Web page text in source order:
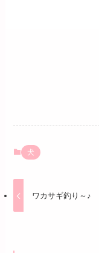
犬
ワカサギ釣り～♪